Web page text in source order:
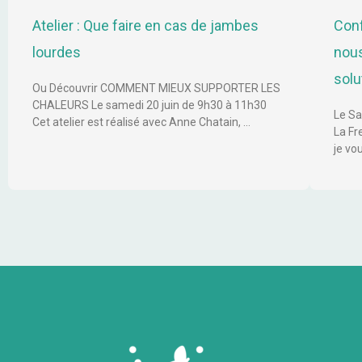
Atelier : Que faire en cas de jambes
lourdes
Ou Découvrir COMMENT MIEUX SUPPORTER LES
CHALEURS Le samedi 20 juin de 9h30 à 11h30
Cet atelier est réalisé avec Anne Chatain, …
Le
La
je